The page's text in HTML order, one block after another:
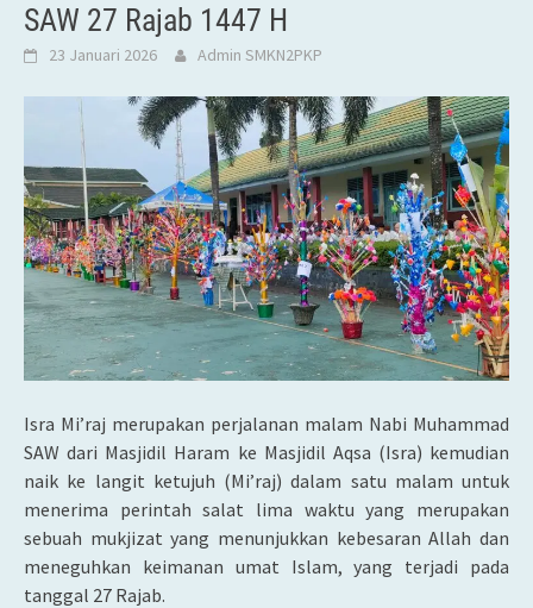
SAW 27 Rajab 1447 H
23 Januari 2026 Admin SMKN2PKP
Isra Mi’raj merupakan perjalanan malam Nabi Muhammad
SAW dari Masjidil Haram ke Masjidil Aqsa (Isra) kemudian
naik ke langit ketujuh (Mi’raj) dalam satu malam untuk
menerima perintah salat lima waktu yang merupakan
sebuah mukjizat yang menunjukkan kebesaran Allah dan
meneguhkan keimanan umat Islam, yang terjadi pada
tanggal 27 Rajab.